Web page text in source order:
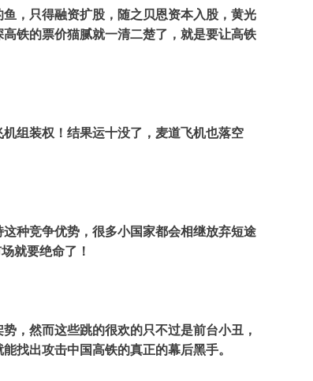
，只得融资扩股，随之贝恩资本入股，黄光
铁的票价猫腻就一清二楚了，就是要让高铁
组装权！结果运十没了，麦道飞机也落空
种竞争优势，很多小国家都会相继放弃短途
就要绝命了！
，然而这些跳的很欢的只不过是前台小丑，
找出攻击中国高铁的真正的幕后黑手。